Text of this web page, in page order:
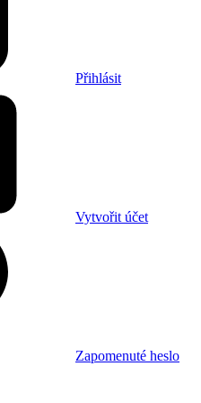
Přihlásit
Vytvořit účet
Zapomenuté heslo